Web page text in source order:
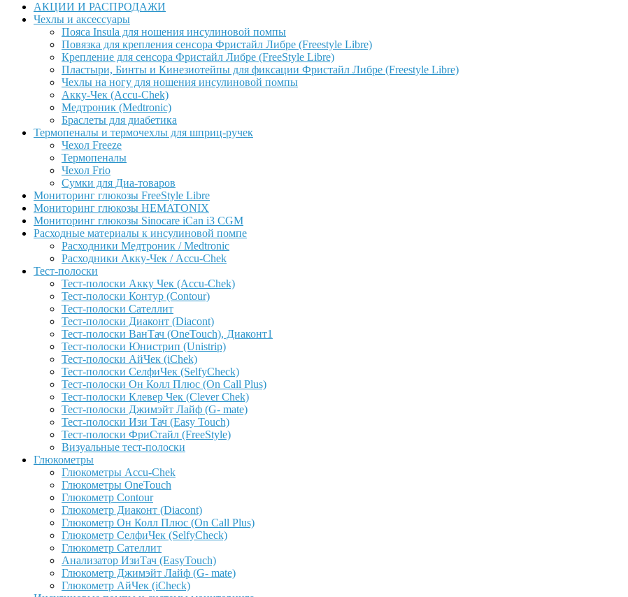
АКЦИИ И РАСПРОДАЖИ
Чехлы и аксессуары
Пояса Insula для ношения инсулиновой помпы
Повязка для крепления сенсора Фристайл Либре (Freestyle Libre)
Крепление для сенсора Фристайл Либре (FreeStyle Libre)
Пластыри, Бинты и Кинезиотейпы для фиксации Фристайл Либре (Freestyle Libre)
Чехлы на ногу для ношения инсулиновой помпы
Акку-Чек (Accu-Chek)
Медтроник (Medtronic)
Браслеты для диабетика
Термопеналы и термочехлы для шприц-ручек
Чехол Freeze
Термопеналы
Чехол Frio
Сумки для Диа-товаров
Мониторинг глюкозы FreeStyle Libre
Мониторинг глюкозы HEMATONIX
Мониторинг глюкозы Sinocare iCan i3 CGM
Расходные материалы к инсулиновой помпе
Расходники Медтроник / Medtronic
Расходники Акку-Чек / Accu-Chek
Тест-полоски
Тест-полоски Акку Чек (Accu-Chek)
Тест-полоски Контур (Contour)
Тест-полоски Сателлит
Тест-полоски Диаконт (Diacont)
Тест-полоски ВанТач (OneTouch), Диаконт1
Тест-полоски Юнистрип (Unistrip)
Тест-полоски АйЧек (iChek)
Тест-полоски СелфиЧек (SelfyCheck)
Тест-полоски Он Колл Плюс (On Call Plus)
Тест-полоски Клевер Чек (Clever Chek)
Тест-полоски Джимэйт Лайф (G- mate)
Тест-полоски Изи Тач (Easy Touch)
Тест-полоски ФриCтайл (FreeStyle)
Визуальные тест-полоски
Глюкометры
Глюкометры Accu-Сhek
Глюкометры OneTouch
Глюкометр Contour
Глюкометр Диаконт (Diacont)
Глюкометр Он Колл Плюс (On Call Plus)
Глюкометр СелфиЧек (SelfyCheck)
Глюкометр Сателлит
Анализатор ИзиТач (EasyTouch)
Глюкометр Джимэйт Лайф (G- mate)
Глюкометр АйЧек (iCheck)